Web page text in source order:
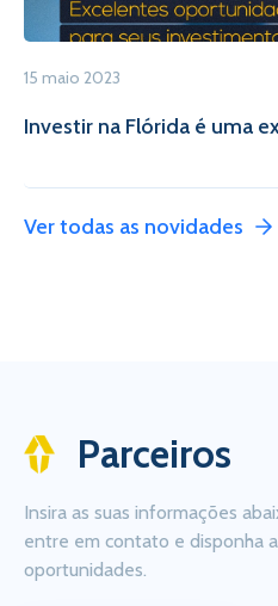
15 maio 2023
Investir na Flórida é uma
Ver todas as novidades
Parceiros
Insira as suas informações
entre em contato e disponha
oportunidades.